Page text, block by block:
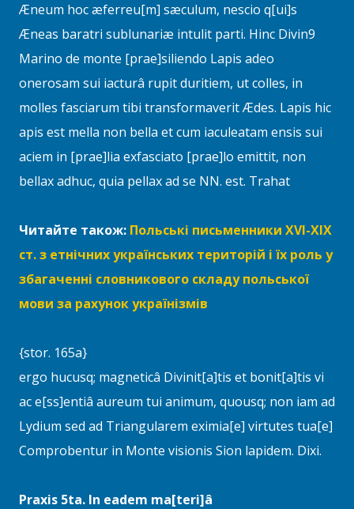
Æneum hoc æferreu[m] sæculum, nescio q[ui]s
Æneas baratri sublunariæ intulit parti. Hinc Divin9
Marino de monte [prae]siliendo Lapis adeo
onerosam sui iacturâ rupit duritiem, ut colles, in
molles fasciarum tibi transformaverit Ædes. Lapis hic
apis est mella non bella et cum iaculeatam ensis sui
aciem in [prae]lia exfasciato [prae]lo emittit, non
bellax adhuc, quia pellax ad se NN. est. Trahat
Читайте також: Польські письменники XVI-XIX
ст. з етнічних українських територій і їх роль у
збагаченні словникового складу польської
мови за рахунок українізмів
{stor. 165a}
ergo hucusq; magneticâ Divinit[a]tis et bonit[a]tis vi
ac e[ss]entiâ aureum tui animum, quousq; non iam ad
Lydium sed ad Triangularem eximia[e] virtutes tua[e]
Comprobentur in Monte visionis Sion lapidem. Dixi.
Praxis 5ta. In eadem ma[teri]â